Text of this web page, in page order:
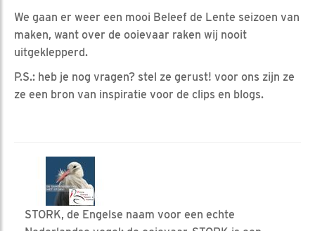
We gaan er weer een mooi Beleef de Lente seizoen van
maken, want over de ooievaar raken wij nooit
uitgeklepperd.
P.S.: heb je nog vragen? stel ze gerust! voor ons zijn ze
ze een bron van inspiratie voor de clips en blogs.
STORK, de Engelse naam voor een echte